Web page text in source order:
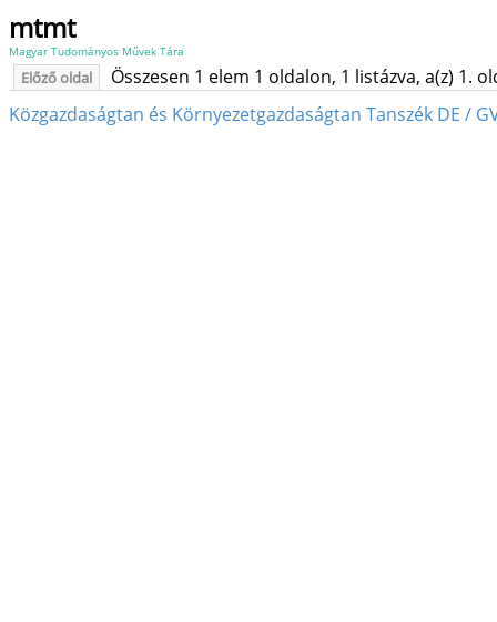
mtmt
Magyar Tudományos Művek Tára
Előző oldal
Összesen 1 elem 1 oldalon, 1 listázva, a(z) 1.
Közgazdaságtan és Környezetgazdaságtan Tanszék DE /